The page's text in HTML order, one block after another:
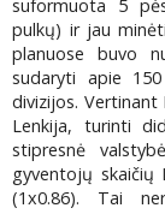
suformuota 5
pulkų) ir jau
planuose buvo
sudaryti apie
divizijos. Vertinant
Lenkija, turinti
stipresnė
gyventojų skaičių
(1x0.86). Tai